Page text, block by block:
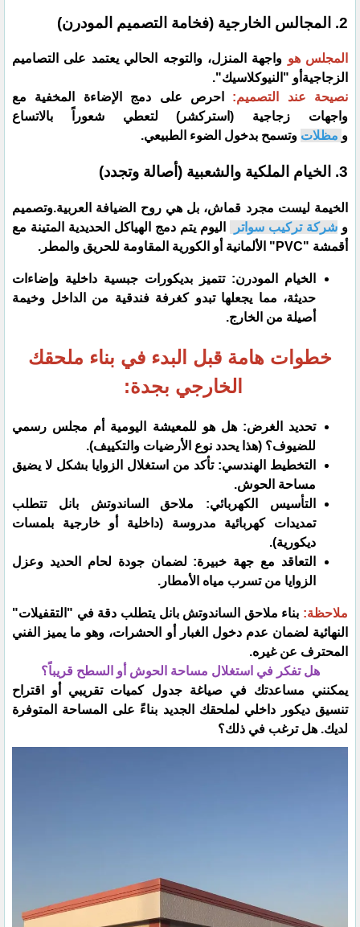
​2. المجالس الخارجية (فخامة التصميم المودرن)
​المجلس هو واجهة المنزل، والتوجه الحالي يعتمد على التصاميم
الزجاجيةأو "النيوكلاسيك".
​نصيحة عند التصميم:
احرص على دمج الإضاءة المخفية مع
واجهات زجاجية (استركشر) لتعطي شعوراً بالاتساع
و مظلات وتسمح بدخول الضوء الطبيعي.
​3. الخيام الملكية والشعبية (أصالة وتجدد)
​الخيمة ليست مجرد قماش، بل هي روح الضيافة العربية.وتصميم
و شركة تركيب سواتر
اليوم يتم دمج الهياكل الحديدية المتينة مع
أقمشة "PVC" الألمانية أو الكورية المقاومة للحريق والمطر.
​الخيام المودرن: تتميز بديكورات جبسية داخلية وإضاءات
حديثة، مما يجعلها تبدو كغرفة فندقية من الداخل وخيمة
أصيلة من الخارج.
خطوات هامة قبل البدء في بناء ملحقك
الخارجي بجدة:
​تحديد الغرض: هل هو للمعيشة اليومية أم مجلس رسمي
للضيوف؟ (هذا يحدد نوع الأرضيات والتكييف).
​التخطيط الهندسي: تأكد من استغلال الزوايا بشكل لا يضيق
مساحة الحوش.
​التأسيس الكهربائي: ملاحق الساندوتش بانل تتطلب
تمديدات كهربائية مدروسة (داخلية أو خارجية بلمسات
ديكورية).
​التعاقد مع جهة خبيرة: لضمان جودة لحام الحديد وعزل
الزوايا من تسرب مياه الأمطار.
​ملاحظة: بناء ملاحق الساندوتش بانل يتطلب دقة في "التقفيلات"
النهائية لضمان عدم دخول الغبار أو الحشرات، وهو ما يميز الفني
المحترف عن غيره.
​هل تفكر في استغلال مساحة الحوش أو السطح قريباً؟
يمكنني مساعدتك في صياغة جدول كميات تقريبي أو اقتراح
تنسيق ديكور داخلي لملحقك الجديد بناءً على المساحة المتوفرة
لديك. هل ترغب في ذلك؟